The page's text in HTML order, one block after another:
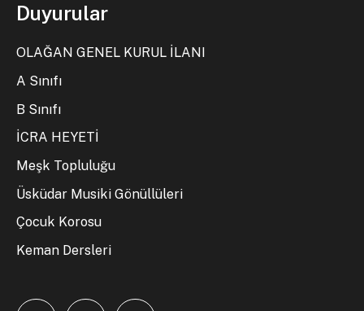
Duyurular
OLAĞAN GENEL KURUL İLANI
A Sınıfı
B Sınıfı
İCRA HEYETİ
Meşk Topluluğu
Üsküdar Musiki Gönüllüleri
Çocuk Korosu
Keman Dersleri